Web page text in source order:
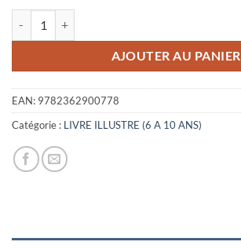
15,00€.2,50€.
AJOUTER AU PANIER
EAN: 9782362900778
Catégorie : LIVRE ILLUSTRE (6 A 10 ANS)